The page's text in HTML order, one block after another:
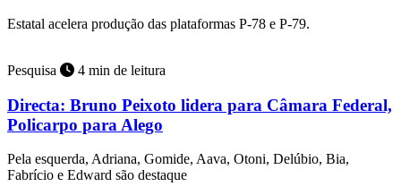
Estatal acelera produção das plataformas P-78 e P-79.
Pesquisa 4 min de leitura
Directa: Bruno Peixoto lidera para Câmara Federal,
Policarpo para Alego
Pela esquerda, Adriana, Gomide, Aava, Otoni, Delúbio, Bia,
Fabrício e Edward são destaque